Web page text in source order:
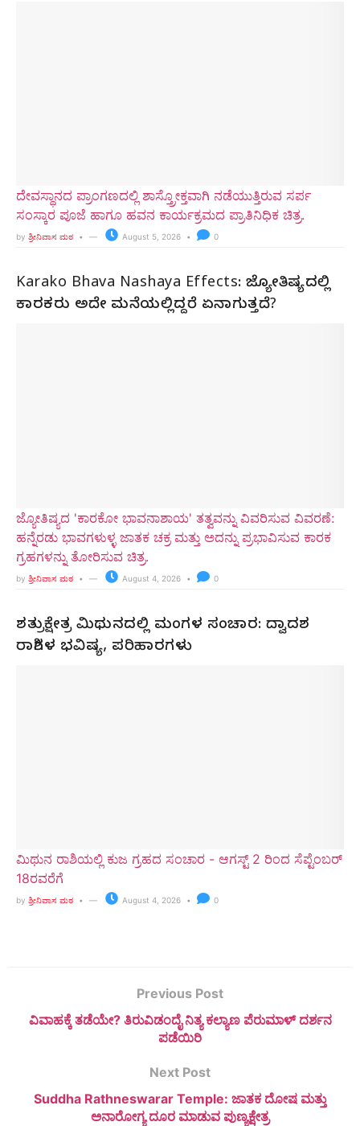
ದೇವಸ್ಥಾನದ ಪ್ರಾಂಗಣದಲ್ಲಿ ಶಾಸ್ತ್ರೋಕ್ತವಾಗಿ ನಡೆಯುತ್ತಿರುವ ಸರ್ಪ
ಸಂಸ್ಕಾರ ಪೂಜೆ ಹಾಗೂ ಹವನ ಕಾರ್ಯಕ್ರಮದ ಪ್ರಾತಿನಿಧಿಕ ಚಿತ್ರ.
by ಶ್ರೀನಿವಾಸ ಮಠ August 5, 2026 0
Karako Bhava Nashaya Effects: ಜ್ಯೋತಿಷ್ಯದಲ್ಲಿ
ಕಾರಕರು ಅದೇ ಮನೆಯಲ್ಲಿದ್ದರೆ ಏನಾಗುತ್ತದೆ?
ಜ್ಯೋತಿಷ್ಯದ 'ಕಾರಕೋ ಭಾವನಾಶಾಯ' ತತ್ವವನ್ನು ವಿವರಿಸುವ ವಿವರಣೆ:
ಹನ್ನೆರಡು ಭಾವಗಳುಳ್ಳ ಜಾತಕ ಚಕ್ರ ಮತ್ತು ಅದನ್ನು ಪ್ರಭಾವಿಸುವ ಕಾರಕ
ಗ್ರಹಗಳನ್ನು ತೋರಿಸುವ ಚಿತ್ರ.
by ಶ್ರೀನಿವಾಸ ಮಠ August 4, 2026 0
ಶತ್ರುಕ್ಷೇತ್ರ ಮಿಥುನದಲ್ಲಿ ಮಂಗಳ ಸಂಚಾರ: ದ್ವಾದಶ
ರಾಶಿಗಳ ಭವಿಷ್ಯ, ಪರಿಹಾರಗಳು
ಮಿಥುನ ರಾಶಿಯಲ್ಲಿ ಕುಜ ಗ್ರಹದ ಸಂಚಾರ - ಆಗಸ್ಟ್ 2 ರಿಂದ ಸೆಪ್ಟೆಂಬರ್
18ರವರೆಗೆ
by ಶ್ರೀನಿವಾಸ ಮಠ August 4, 2026 0
Previous Post
ವಿವಾಹಕ್ಕೆ ತಡೆಯೇ? ತಿರುವಿಡಂದೈ ನಿತ್ಯ ಕಲ್ಯಾಣ ಪೆರುಮಾಳ್ ದರ್ಶನ
ಪಡೆಯಿರಿ
Next Post
Suddha Rathneswarar Temple: ಜಾತಕ ದೋಷ ಮತ್ತು
ಅನಾರೋಗ್ಯ ದೂರ ಮಾಡುವ ಪುಣ್ಯಕ್ಷೇತ್ರ